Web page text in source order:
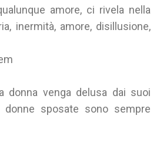
amore, ci rivela nella
inermità, amore, disillusione,
donna venga delusa dai suoi
sposate sono sempre